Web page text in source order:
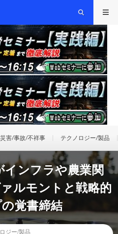
災害/事故/不祥事 テクノロジー/製品
インフラや農業関
ルモントと戦略的
覚書締結
ジー/製品